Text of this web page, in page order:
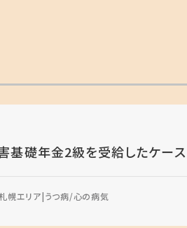
基礎年金2級を受給したケース
幌エリア うつ病 心の病気